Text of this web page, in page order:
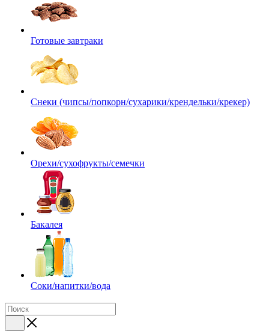
Готовые завтраки
Снеки (чипсы/попкорн/сухарики/крендельки/крекер)
Орехи/сухофрукты/семечки
Бакалея
Соки/напитки/вода